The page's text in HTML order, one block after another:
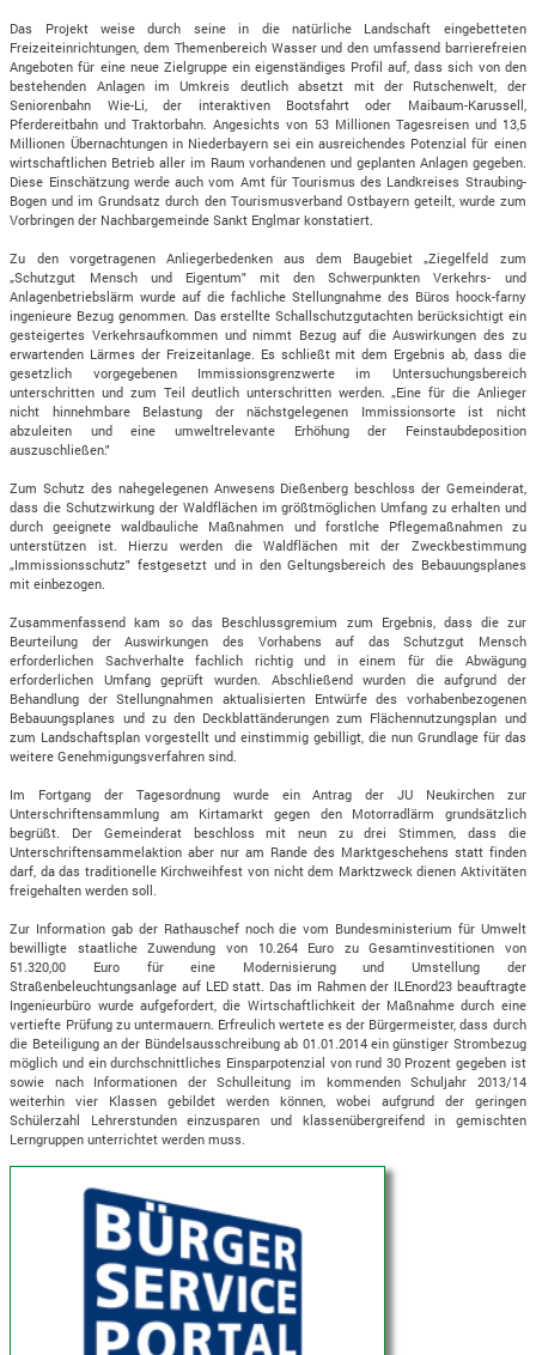
Das Projekt weise durch seine in die natürliche Landschaft eingebetteten
Freizeiteinrichtungen, dem Themenbereich Wasser und den umfassend barrierefreien
Angeboten für eine neue Zielgruppe ein eigenständiges Profil auf, dass sich von den
bestehenden Anlagen im Umkreis deutlich absetzt mit der Rutschenwelt, der
Seniorenbahn Wie-Li, der interaktiven Bootsfahrt oder Maibaum-Karussell,
Pferdereitbahn und Traktorbahn. Angesichts von 53 Millionen Tagesreisen und 13,5
Millionen Übernachtungen in Niederbayern sei ein ausreichendes Potenzial für einen
wirtschaftlichen Betrieb aller im Raum vorhandenen und geplanten Anlagen gegeben.
Diese Einschätzung werde auch vom Amt für Tourismus des Landkreises Straubing-
Bogen und im Grundsatz durch den Tourismusverband Ostbayern geteilt, wurde zum
Vorbringen der Nachbargemeinde Sankt Englmar konstatiert.
Zu den vorgetragenen Anliegerbedenken aus dem Baugebiet „Ziegelfeld zum
„Schutzgut Mensch und Eigentum" mit den Schwerpunkten Verkehrs- und
Anlagenbetriebslärm wurde auf die fachliche Stellungnahme des Büros hoock-farny
ingenieure Bezug genommen. Das erstellte Schallschutzgutachten berücksichtigt ein
gesteigertes Verkehrsaufkommen und nimmt Bezug auf die Auswirkungen des zu
erwartenden Lärmes der Freizeitanlage. Es schließt mit dem Ergebnis ab, dass die
gesetzlich vorgegebenen Immissionsgrenzwerte im Untersuchungsbereich
unterschritten und zum Teil deutlich unterschritten werden. „Eine für die Anlieger
nicht hinnehmbare Belastung der nächstgelegenen Immissionsorte ist nicht
abzuleiten und eine umweltrelevante Erhöhung der Feinstaubdeposition
auszuschließen."
Zum Schutz des nahegelegenen Anwesens Dießenberg beschloss der Gemeinderat,
dass die Schutzwirkung der Waldflächen im größtmöglichen Umfang zu erhalten und
durch geeignete waldbauliche Maßnahmen und forstlche Pflegemaßnahmen zu
unterstützen ist. Hierzu werden die Waldflächen mit der Zweckbestimmung
„Immissionsschutz" festgesetzt und in den Geltungsbereich des Bebauungsplanes
mit einbezogen.
Zusammenfassend kam so das Beschlussgremium zum Ergebnis, dass die zur
Beurteilung der Auswirkungen des Vorhabens auf das Schutzgut Mensch
erforderlichen Sachverhalte fachlich richtig und in einem für die Abwägung
erforderlichen Umfang geprüft wurden. Abschließend wurden die aufgrund der
Behandlung der Stellungnahmen aktualisierten Entwürfe des vorhabenbezogenen
Bebauungsplanes und zu den Deckblattänderungen zum Flächennutzungsplan und
zum Landschaftsplan vorgestellt und einstimmig gebilligt, die nun Grundlage für das
weitere Genehmigungsverfahren sind.
Im Fortgang der Tagesordnung wurde ein Antrag der JU Neukirchen zur
Unterschriftensammlung am Kirtamarkt gegen den Motorradlärm grundsätzlich
begrüßt. Der Gemeinderat beschloss mit neun zu drei Stimmen, dass die
Unterschriftensammelaktion aber nur am Rande des Marktgeschehens statt finden
darf, da das traditionelle Kirchweihfest von nicht dem Marktzweck dienen Aktivitäten
freigehalten werden soll.
Zur Information gab der Rathauschef noch die vom Bundesministerium für Umwelt
bewilligte staatliche Zuwendung von 10.264 Euro zu Gesamtinvestitionen von
51.320,00 Euro für eine Modernisierung und Umstellung der
Straßenbeleuchtungsanlage auf LED statt. Das im Rahmen der ILEnord23 beauftragte
Ingenieurbüro wurde aufgefordert, die Wirtschaftlichkeit der Maßnahme durch eine
vertiefte Prüfung zu untermauern. Erfreulich wertete es der Bürgermeister, dass durch
die Beteiligung an der Bündelsausschreibung ab 01.01.2014 ein günstiger Strombezug
möglich und ein durchschnittliches Einsparpotenzial von rund 30 Prozent gegeben ist
sowie nach Informationen der Schulleitung im kommenden Schuljahr 2013/14
weiterhin vier Klassen gebildet werden können, wobei aufgrund der geringen
Schülerzahl Lehrerstunden einzusparen und klassenübergreifend in gemischten
Lerngruppen unterrichtet werden muss.